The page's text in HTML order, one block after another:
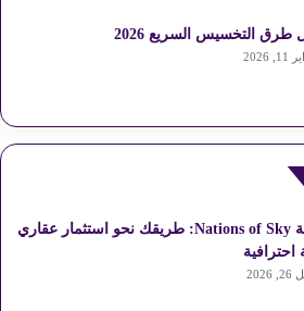
طرق التخسيس السريع 2026
شركة Nations of Sky: طريقك نحو استثمار عقاري
احترافية